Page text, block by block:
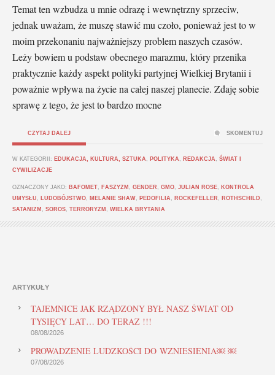
Temat ten wzbudza u mnie odrazę i wewnętrzny sprzeciw,
jednak uważam, że muszę stawić mu czoło, ponieważ jest to w
moim przekonaniu najważniejszy problem naszych czasów.
Leży bowiem u podstaw obecnego marazmu, który przenika
praktycznie każdy aspekt polityki partyjnej Wielkiej Brytanii i
poważnie wpływa na życie na całej naszej planecie. Zdaję sobie
sprawę z tego, że jest to bardzo mocne
CZYTAJ DALEJ
W KATEGORII: EDUKACJA, KULTURA, SZTUKA POLITYKA REDAKCJA
ŚWIAT I
CYWILIZACJE
OZNACZONY JAKO: BAFOMET FASZYZM GENDER GMO JULIAN ROSE
KONTROLA
UMYSŁU
LUDOBÓJSTWO MELANIE SHAW PEDOFILIA ROCKEFELLER ROTHSCHILD
SATANIZM
SOROS TERRORYZM WIELKA BRYTANIA
SKOMENTUJ
ARTYKUŁY
TAJEMNICE JAK RZĄDZONY BYŁ NASZ ŚWIAT OD
TYSIĘCY LAT… DO TERAZ !!!
08/08/2026
PROWADZENIE LUDZKOŚCI DO WZNIESIENIA￼ ￼
07/08/2026